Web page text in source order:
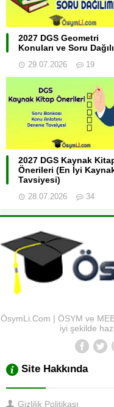
2027 DGS Geometri
Konuları ve Soru
29.07.2026 19
2027 DGS Kaynak
Önerileri (En İyi
Tavsiyesi)
28.07.2026 34
ÖsymLi.Com | ÖSYM ve
iyi şekilde
Site Hakkında
Gizlilik Politikası